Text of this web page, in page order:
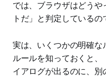
では、ブラウザはどうや
トだ」と判定しているの
実は、いくつかの明確
ルールを知っておくと
イアログが出るのに、別